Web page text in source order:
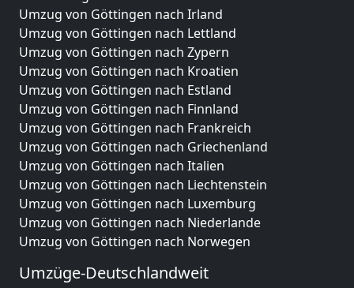
Umzug von Göttingen nach Irland
Umzug von Göttingen nach Lettland
Umzug von Göttingen nach Zypern
Umzug von Göttingen nach Kroatien
Umzug von Göttingen nach Estland
Umzug von Göttingen nach Finnland
Umzug von Göttingen nach Frankreich
Umzug von Göttingen nach Griechenland
Umzug von Göttingen nach Italien
Umzug von Göttingen nach Liechtenstein
Umzug von Göttingen nach Luxemburg
Umzug von Göttingen nach Niederlande
Umzug von Göttingen nach Norwegen
Umzüge-Deutschlandweit